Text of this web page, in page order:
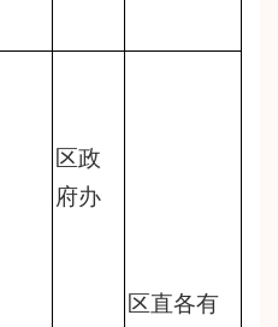
区政
府办
区直各有